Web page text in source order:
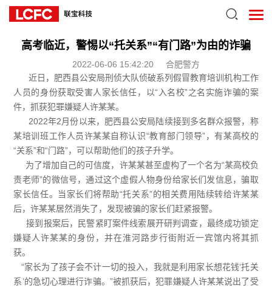
高考临近，警惕以“托关系”“有门路”为由的诈骗
2022-06-06 15:42:20
合肥警方
近日，肥西县公安局刑侦大队侦破系列假冒教育培训机构工作
人员的身份获取受害人家长信任，以“入名校”之名实施诈骗的案
件，抓获犯罪嫌疑人许某某。
2022年2月份以来，肥西县公安局陆续接到多名群众报警，称
某培训班工作人员许某某自称认识“教育部门领导”，有某高校的
“关系”和“门路”，可以帮助他们的孩子升学。
为了增加自己的可信度，许某某甚至虚构了一个名为“某高校负
责老师”的微信号，通过这个虚假人物身份给家长们发信息，骗取
家长信任。当家长们将帮助“托关系”的相关费用陆续转给许某某
后，许某某居然消失了，发现被骗的家长们赶紧报警。
接到报案后，民警紧盯案件线索展开研判调查，最终成功锁定
嫌疑人许某某的身份，并在淮河路步行街附近一宾馆内将其抓
获。
“家长为了孩子会不计一切的投入，我就是利用家长想花钱‘托关
系’的急切心理进行诈骗。”被抓获后，犯罪嫌疑人许某某说出了受